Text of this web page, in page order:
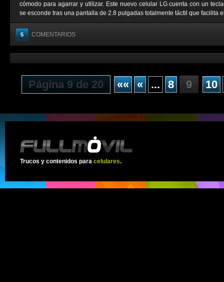
cómodo para agarrar y utilizar. Este nuevo celular LG cuenta con un
se esconde tras una pantalla de 2.8 pulgadas totalmente táctil que facilita
5 COMENTARIOS
Página 9 de 20 «« « ... 8 9 10
Trucos y contenidos para celulares.